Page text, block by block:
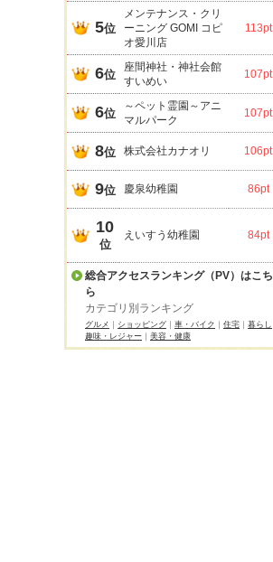
5位
メンテナンス・クリ
ーニング GOMI コピ
オ愛川店
113pt
6位
座間神社・神社会館
すいめい
107pt
6位
～ペット霊園～アニ
マルパーク
107pt
8位 株式会社カナオリ 106pt
9位 慶泉幼稚園 86pt
10
位
えいすう幼稚園 84pt
総合アクセスランキング（PV）はこち
ら
カテゴリ別ランキング
グルメ ショッピング 車・バイク 住宅 暮らし
趣味・レジャー
美容・健康